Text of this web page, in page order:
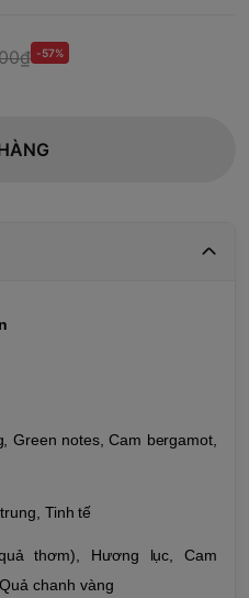
-57%
Green notes, Cam bergamot,
Tinh tế
thơm), Hương lục, Cam
chanh vàng